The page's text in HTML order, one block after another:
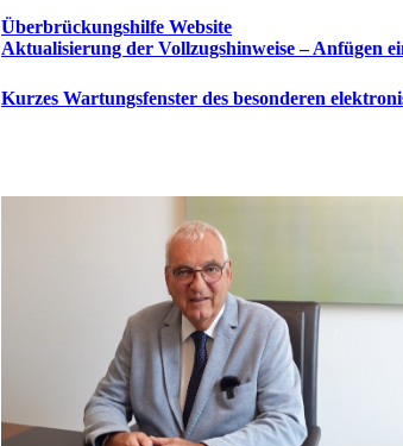
Überbrückungshilfe Website
Aktualisierung der Vollzugshinweise – Anfügen
Kurzes Wartungsfenster des besonderen